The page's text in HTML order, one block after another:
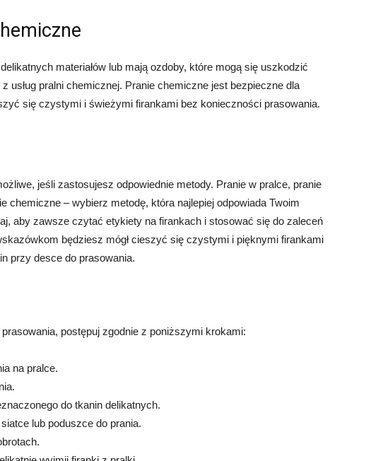
materiałów lub mają ozdoby, które mogą się uszkodzić
usług pralni chemicznej. Pranie chemiczne jest bezpieczne dla
się czystymi i świeżymi firankami bez konieczności prasowania.
jeśli zastosujesz odpowiednie metody. Pranie w pralce, pranie
chemiczne – wybierz metodę, która najlepiej odpowiada Twoim
aby zawsze czytać etykiety na firankach i stosować się do zaleceń
będziesz mógł cieszyć się czystymi i pięknymi firankami
przy desce do prasowania.
postępuj zgodnie z poniższymi krokami:
na pralce.
do tkanin delikatnych.
lub poduszce do prania.